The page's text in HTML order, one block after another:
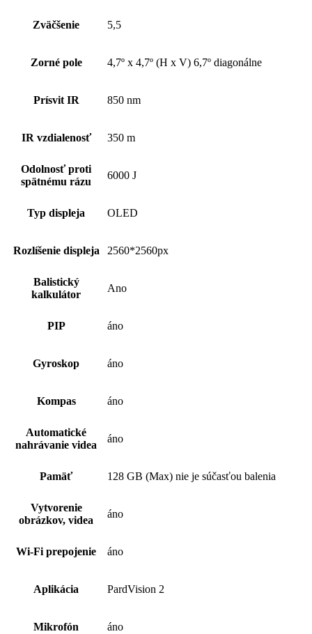
Zväčšenie 5,5
Zorné pole 4,7º x 4,7º (H x V) 6,7º diagonálne
Prísvit IR 850 nm
IR vzdialenosť 350 m
Odolnosť proti
spätnému rázu
6000 J
Typ displeja OLED
Rozlíšenie displeja 2560*2560px
Balistický
kalkulátor
Ano
PIP áno
Gyroskop áno
Kompas áno
Automatické
nahrávanie videa
áno
Pamäť 128 GB (Max) nie je súčasťou balenia
Vytvorenie
obrázkov, videa
áno
Wi-Fi prepojenie áno
Aplikácia PardVision 2
Mikrofón áno